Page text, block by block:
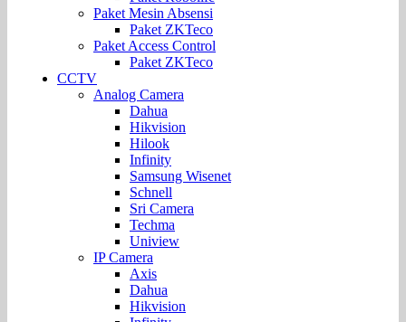
Paket Mesin Absensi
Paket ZKTeco
Paket Access Control
Paket ZKTeco
CCTV
Analog Camera
Dahua
Hikvision
Hilook
Infinity
Samsung Wisenet
Schnell
Sri Camera
Techma
Uniview
IP Camera
Axis
Dahua
Hikvision